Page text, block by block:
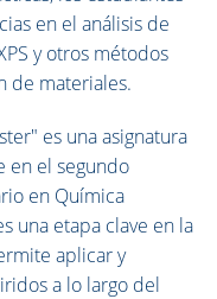
en el análisis de
y otros métodos
de materiales.
es una asignatura
en el segundo
en Química
una etapa clave en la
aplicar y
a lo largo del